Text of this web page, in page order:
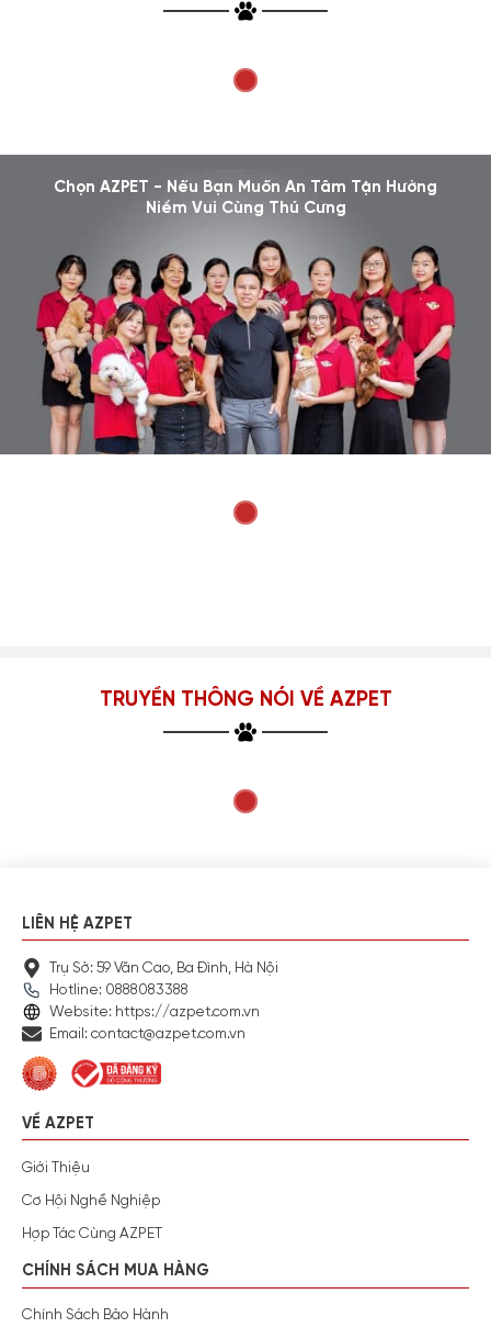
Chọn AZPET - Nếu Bạn Muốn An Tâm Tận Hưởng
Niềm Vui Cùng Thú Cưng
TRUYỀN THÔNG NÓI VỀ AZPET
LIÊN HỆ AZPET
Trụ Sở: 59 Văn Cao, Ba Đình, Hà Nội
Hotline: 0888083388
Website: https://azpet.com.vn
Email: contact@azpet.com.vn
VỀ AZPET
Giới Thiệu
Cơ Hội Nghề Nghiệp
Hợp Tác Cùng AZPET
CHÍNH SÁCH MUA HÀNG
Chính Sách Bảo Hành